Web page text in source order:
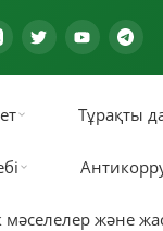
Тұрақты
мәселелер және